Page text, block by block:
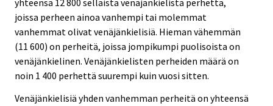
yhteensä 12 800 sellaista venäjänkielistä perhettä,
joissa perheen ainoa vanhempi tai molemmat
vanhemmat olivat venäjänkielisiä. Hieman vähemmän
(11 600) on perheitä, joissa jompikumpi puolisoista on
venäjänkielinen. Venäjänkielisten perheiden määrä on
noin 1 400 perhettä suurempi kuin vuosi sitten.
Venäjänkielisiä yhden vanhemman perheitä on yhteensä